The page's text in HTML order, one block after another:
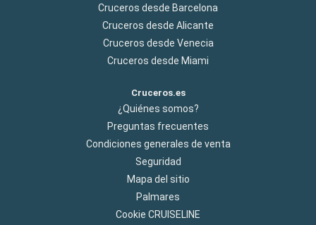
Cruceros desde Barcelona
Cruceros desde Alicante
Cruceros desde Venecia
Cruceros desde Miami
Cruceros.es
¿Quiénes somos?
Preguntas frecuentes
Condiciones generales de venta
Seguridad
Mapa del sitio
Palmares
Cookie CRUISELINE